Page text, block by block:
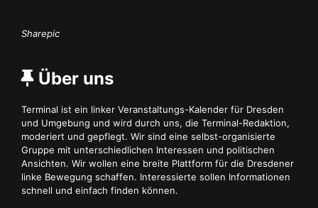
Sharepic
Über uns
Terminal ist ein linker Veranstaltungs-Kalender für Dresden
und Umgebung und wird durch uns, die Terminal-Redaktion,
moderiert und gepflegt. Wir sind eine selbst-organisierte
Gruppe mit unterschiedlichen Interessen und politischen
Ansichten. Wir wollen eine breite Plattform für die Dresdener
linke Bewegung schaffen. Interessierte sollen Informationen
schnell und einfach finden können.